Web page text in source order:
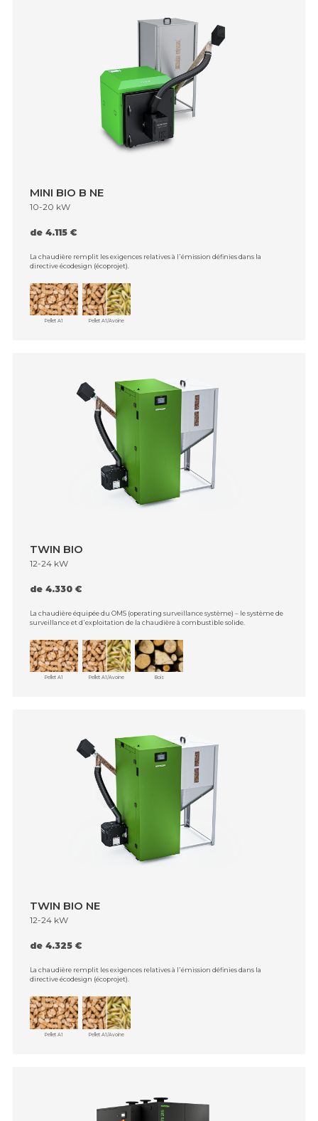
MINI BIO B NE
10-20 kW
de 4.115 €
La chaudière remplit les exigences relatives à l᾿émission définies dans la
directive écodesign (écoprojet).
Pellet A1 Pellet A1/Avoine
TWIN BIO
12-24 kW
de 4.330 €
La chaudière équipée du OMS (operating surveillance système) – le système de
surveillance et d᾿exploitation de la chaudière à combustible solide.
Pellet A1 Pellet A1/Avoine Bois
TWIN BIO NE
12-24 kW
de 4.325 €
La chaudière remplit les exigences relatives à l᾿émission définies dans la
directive écodesign (écoprojet).
Pellet A1 Pellet A1/Avoine